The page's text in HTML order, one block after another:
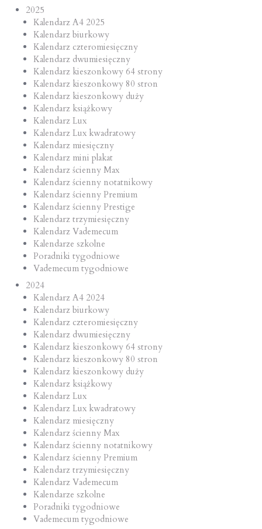
2025
Kalendarz A4 2025
Kalendarz biurkowy
Kalendarz czteromiesięczny
Kalendarz dwumiesięczny
Kalendarz kieszonkowy 64 strony
Kalendarz kieszonkowy 80 stron
Kalendarz kieszonkowy duży
Kalendarz książkowy
Kalendarz Lux
Kalendarz Lux kwadratowy
Kalendarz miesięczny
Kalendarz mini plakat
Kalendarz ścienny Max
Kalendarz ścienny notatnikowy
Kalendarz ścienny Premium
Kalendarz ścienny Prestige
Kalendarz trzymiesięczny
Kalendarz Vademecum
Kalendarze szkolne
Poradniki tygodniowe
Vademecum tygodniowe
2024
Kalendarz A4 2024
Kalendarz biurkowy
Kalendarz czteromiesięczny
Kalendarz dwumiesięczny
Kalendarz kieszonkowy 64 strony
Kalendarz kieszonkowy 80 stron
Kalendarz kieszonkowy duży
Kalendarz książkowy
Kalendarz Lux
Kalendarz Lux kwadratowy
Kalendarz miesięczny
Kalendarz ścienny Max
Kalendarz ścienny notatnikowy
Kalendarz ścienny Premium
Kalendarz trzymiesięczny
Kalendarz Vademecum
Kalendarze szkolne
Poradniki tygodniowe
Vademecum tygodniowe